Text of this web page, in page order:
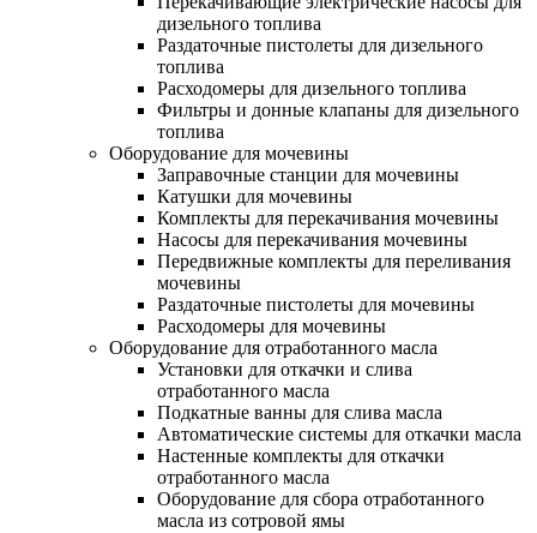
дизельного топлива
Раздаточные пистолеты для дизельного
топлива
Расходомеры для дизельного топлива
Фильтры и донные клапаны для дизельного
топлива
Оборудование для мочевины
Заправочные станции для мочевины
Катушки для мочевины
Комплекты для перекачивания мочевины
Насосы для перекачивания мочевины
Передвижные комплекты для переливания
мочевины
Раздаточные пистолеты для мочевины
Расходомеры для мочевины
Оборудование для отработанного масла
Установки для откачки и слива
отработанного масла
Подкатные ванны для слива масла
Автоматические системы для откачки масла
Настенные комплекты для откачки
отработанного масла
Оборудование для сбора отработанного
масла из сотровой ямы